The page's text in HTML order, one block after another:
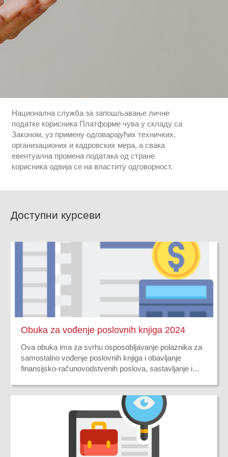
Национална служба за запошљавање личне
податке корисника Платформе чува у складу са
Законом, уз примену одговарајућих техничких,
организационих и кадровских мера, а свака
евентуална промена података од стране
корисника одвија се на властиту одговорност.
Доступни курсеви
Obuka za vođenje poslovnih knjiga 2024
Ova obuka ima za svrhu osposobljavanje polaznika za
samostalno vođenje poslovnih knjiga i obavljanje
finansijsko-računovodstvenih poslova, sastavljanje i
regulative,funkcije knjigovodstva,računovodstvenog
informacionog sistema rada u MS Excel programu i sl.
Ishodi ucenja prema ovom programu su:znanja o teoriji
knjigovodstva i računovodstva;primena principa i
elemenata knjigovodstva u radu; vođenje poslovnih
knjiga po sistemu dvojnog knjigovodstva; izrada